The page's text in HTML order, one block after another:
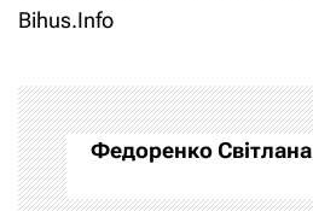
г
а
ц
і
Bihus.Info
Федоренко Світлана